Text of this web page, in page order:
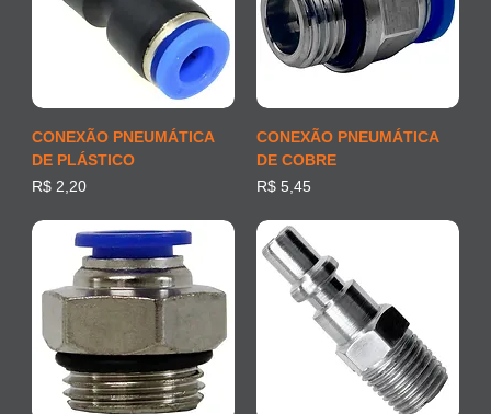
CONEXÃO PNEUMÁTICA
DE PLÁSTICO
Preço
R$ 2,20
CONEXÃO PNEUMÁTICA
DE COBRE
Preço
R$ 5,45